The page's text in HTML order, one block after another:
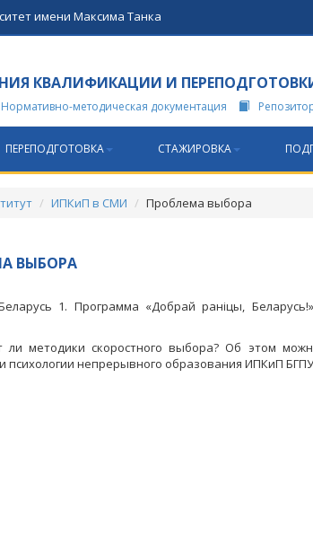
имени Максима Танка
КВАЛИФИКАЦИИ И
Нормативно-методическая документация
ПЕРЕПОДГОТОВКА СТАЖИРОВКА
ИПКиП в СМИ Проблема выбора
ВЫБОРА
1. Программа «Добрай раніцы,
ли методики скоростного выбора? Об этом
психологии непрерывного образования ИПКиП